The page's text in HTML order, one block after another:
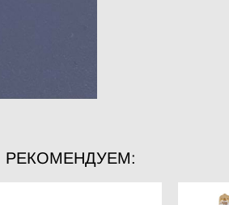
РЕКОМЕНДУЕМ: